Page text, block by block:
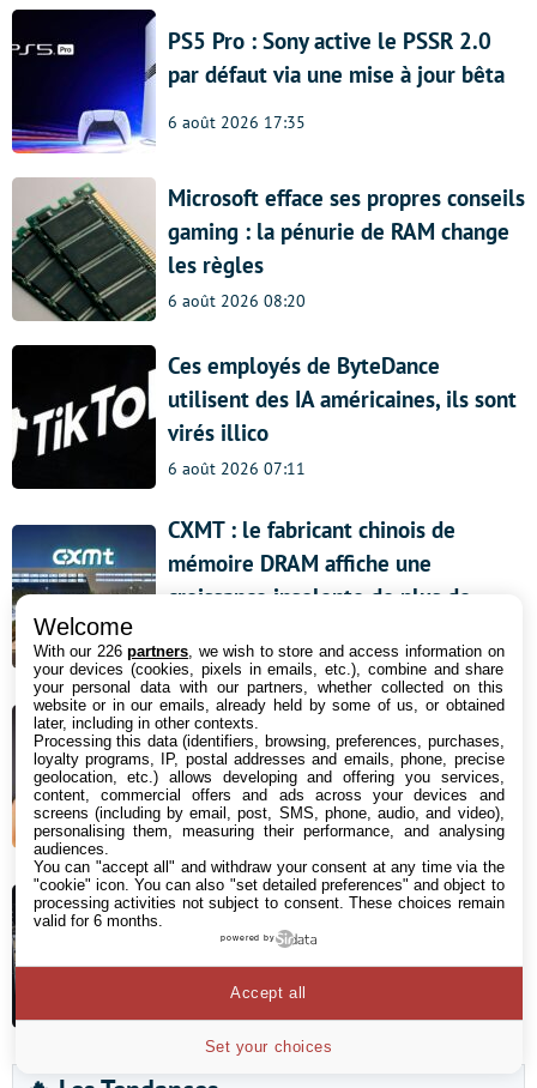
PS5 Pro : Sony active le PSSR 2.0
par défaut via une mise à jour bêta
6 août 2026 17:35
Microsoft efface ses propres conseils
gaming : la pénurie de RAM change
les règles
6 août 2026 08:20
Ces employés de ByteDance
utilisent des IA américaines, ils sont
virés illico
6 août 2026 07:11
CXMT : le fabricant chinois de
mémoire DRAM affiche une
croissance insolente de plus de
5 août 2026 17:04
Des ados de 13 à 18 ans morts par
suicide : leurs parents tiennent les
réseaux sociaux pour responsables
5 août 2026 08:17
Gigabyte augmente ses prix de
cartes graphiques de 20 à 40 %, un
revendeur annule des
précommandes
5 août 2026 07:09
Welcome
With our 226partners , we wish to store and access information on
your devices (cookies, pixels in emails, etc.), combine and share
your personal data with our partners, whether collected on this
website or in our emails, already held by some of us, or obtained
later, including in other contexts.
Processing this data (identifiers, browsing, preferences, purchases,
loyalty programs, IP, postal addresses and emails, phone, precise
geolocation, etc.) allows developing and offering you services,
content, commercial offers and ads across your devices and
screens (including by email, post, SMS, phone, audio, and video),
personalising them, measuring their performance, and analysing
audiences.
You can "accept all" and withdraw your consent at any time via the
"cookie" icon. You can also "set detailed preferences" and object to
processing activities not subject to consent. These choices remain
valid for 6 months.
powered by
Set your choices
Accept all